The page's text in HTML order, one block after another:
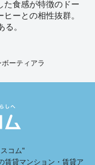
た食感が特徴のドー
ーとの相性抜群。
。
ボーティアラ
コム"
賃貸マンション・賃貸ア